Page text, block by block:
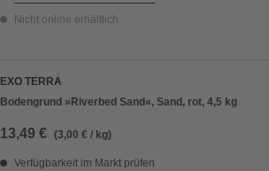
Nicht online erhältlich
EXO TERRA
Bodengrund »Riverbed Sand«, Sand, rot, 4,5 kg
13,49 € (3,00 € / kg)
Verfügbarkeit im Markt prüfen